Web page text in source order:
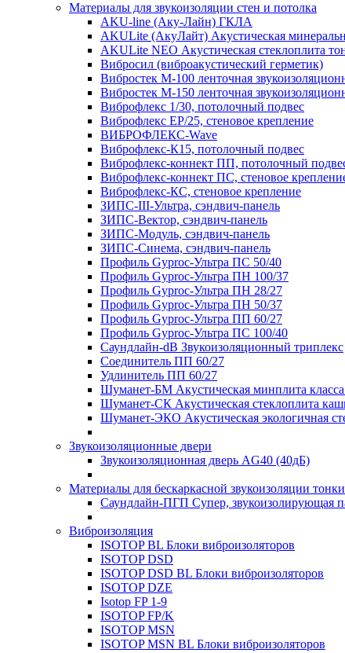
Материалы для звукоизоляции стен и потолка
AKU-line (Aку-Лайн) ГКЛА
AKULite (АкуЛайт) Акустическая
AKULite NEO Акустическая стеклоплита
Вибросил (виброакустический герметик)
Вибростек М-100 ленточная
Вибростек М-150 ленточная
Виброфлекс 1/30, потолочный подвес
Виброфлекс EP/25, стеновое крепление
ВИБРОФЛЕКС-Wave
Виброфлекс-К15, потолочный подвес
Виброфлекс-коннект ПП, потолочный
Виброфлекс-коннект ПС, стеновое
Виброфлекс-КС, стеновое крепление
ЗИПС-III-Ультра, сэндвич-панель
ЗИПС-Вектор, сэндвич-панель
ЗИПС-Модуль, сэндвич-панель
ЗИПС-Синема, сэндвич-панель
Профиль Gyproc-Ультра ПC 50/40
Профиль Gyproc-Ультра ПН 100/37
Профиль Gyproc-Ультра ПН 28/27
Профиль Gyproc-Ультра ПН 50/37
Профиль Gyproc-Ультра ПП 60/27
Профиль Gyproc-Ультра ПС 100/40
Саундлайн-dB Звукоизоляционный триплекс
Соединитель ПП 60/27
Удлинитель ПП 60/27
Шуманет-БМ Акустическая минплита
Шуманет-СК Акустическая стеклоплита
Шуманет-ЭКО Акустическая экологичная
Звукоизоляционные двери
Звукоизоляционная дверь AG40 (40дБ)
Материалы для бескаркасной звукоизоляции
Саундлайн-ПГП Супер, звукоизолирующая
Виброизоляция
ISOTOP BL Блоки виброизоляторов
ISOTOP DSD
ISOTOP DSD BL Блоки виброизоляторов
ISOTOP DZE
Isotop FP 1-9
ISOTOP FP/K
ISOTOP MSN
ISOTOP MSN BL Блоки виброизоляторов